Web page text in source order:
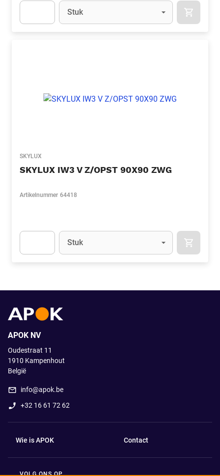
Eenheid
Stuk
SKYLUX
SKYLUX IW3 V Z/OPST 90X90 ZWG
Artikelnummer 64418
Eenheid
Stuk
APOK NV
Oudestraat 11
1910 Kampenhout
België
info@apok.be
+32 16 61 72 62
Wie is APOK Contact
VOLG ONS OP